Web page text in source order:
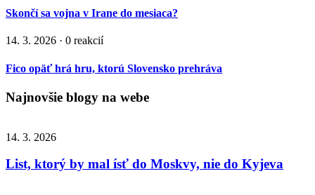
Skončí sa vojna v Irane do mesiaca?
14. 3. 2026 · 0 reakcií
Fico opäť hrá hru, ktorú Slovensko prehráva
Najnovšie blogy na webe
14. 3. 2026
List, ktorý by mal ísť do Moskvy, nie do Kyjeva